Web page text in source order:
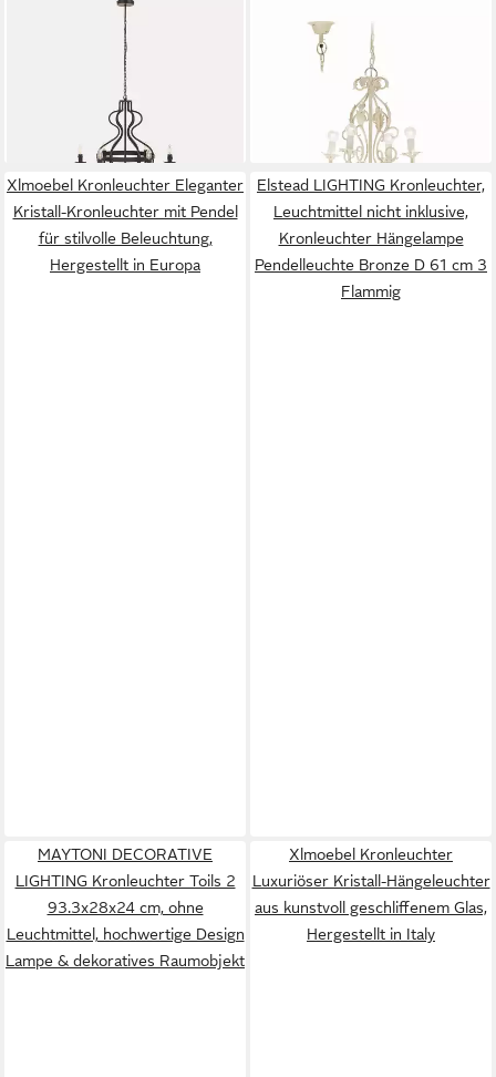
Kronleuchter Leuchter
Haldrin antikschwarz
513,00 €
lieferbar in 3 Wochen
Kronleuchter Leuchter
Assenay creme
lieferbar - in 5-6 Werktagen bei dir
Xlmoebel Kronleuchter Eleganter
Kristall-Kronleuchter mit Pendel
für stilvolle Beleuchtung,
Hergestellt in Europa
Elstead LIGHTING Kronleuchter,
Leuchtmittel nicht inklusive,
Kronleuchter Hängelampe
Pendelleuchte Bronze D 61 cm 3
Flammig
MAYTONI DECORATIVE
LIGHTING Kronleuchter Toils 2
93.3x28x24 cm, ohne
Leuchtmittel, hochwertige Design
Lampe & dekoratives Raumobjekt
Xlmoebel Kronleuchter
Luxuriöser Kristall-Hängeleuchter
aus kunstvoll geschliffenem Glas,
Hergestellt in Italy